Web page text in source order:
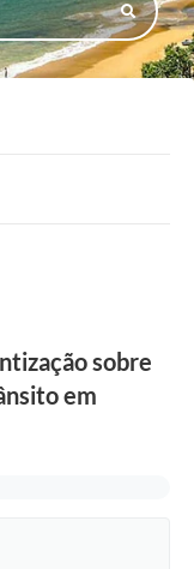
sobre
em